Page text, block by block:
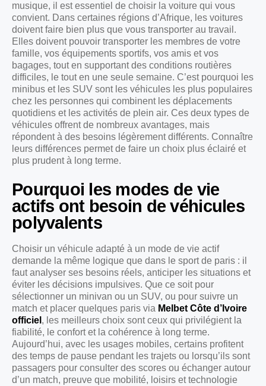
musique, il est essentiel de choisir la voiture qui vous
convient. Dans certaines régions d’Afrique, les voitures
doivent faire bien plus que vous transporter au travail.
Elles doivent pouvoir transporter les membres de votre
famille, vos équipements sportifs, vos amis et vos
bagages, tout en supportant des conditions routières
difficiles, le tout en une seule semaine. C’est pourquoi les
minibus et les SUV sont les véhicules les plus populaires
chez les personnes qui combinent les déplacements
quotidiens et les activités de plein air. Ces deux types de
véhicules offrent de nombreux avantages, mais
répondent à des besoins légèrement différents. Connaître
leurs différences permet de faire un choix plus éclairé et
plus prudent à long terme.
Pourquoi les modes de vie
actifs ont besoin de véhicules
polyvalents
Choisir un véhicule adapté à un mode de vie actif
demande la même logique que dans le sport de paris : il
faut analyser ses besoins réels, anticiper les situations et
éviter les décisions impulsives. Que ce soit pour
sélectionner un minivan ou un SUV, ou pour suivre un
match et placer quelques paris via Melbet Côte d’Ivoire
officiel , les meilleurs choix sont ceux qui privilégient la
fiabilité, le confort et la cohérence à long terme.
Aujourd’hui, avec les usages mobiles, certains profitent
des temps de pause pendant les trajets ou lorsqu’ils sont
passagers pour consulter des scores ou échanger autour
d’un match, preuve que mobilité, loisirs et technologie